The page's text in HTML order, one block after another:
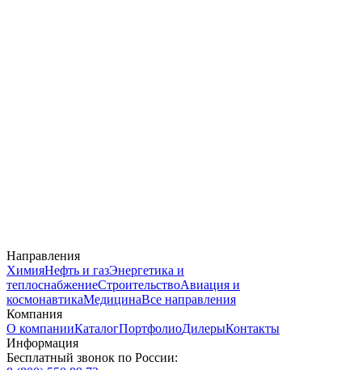
Направления
ХимияНефть и газЭнергетика и
теплоснабжениеСтроительствоАвиация и
космонавтикаМедицинаВсе направления
Компания
О компанииКаталогПортфолиоДилерыКонтакты
Информация
Бесплатный звонок по России: